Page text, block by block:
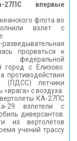
впервые
флота во
взлет с
прорваться к
федеральной
город с Елизово.
противодействия
(ПДСС) летчики
с воздуха.
КА-27ПС
29 взлетели с
диверсантов.
из вертолетов
учений трассу